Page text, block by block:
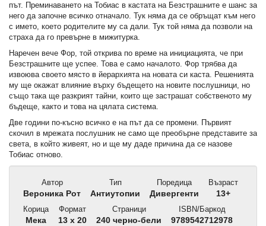
път. Преминаването на Тобиас в кастата на Безстрашните е шанс за
него да започне всичко отначало. Тук няма да се обръщат към него
с името, което родителите му са дали. Тук той няма да позволи на
страха да го превърне в мижитурка.
Наречен вече Фор, той открива по време на инициацията, че при
Безстрашните ще успее. Това е само началото. Фор трябва да
извоюва своето място в йерархията на новата си каста. Решенията
му ще окажат влияние върху бъдещето на новите послушници, но
също така ще разкрият тайни, които ще застрашат собственото му
бъдеще, както и това на цялата система.
Две години по-късно всичко е на път да се промени. Първият
скочил в мрежата послушник не само ще преобърне представите за
света, в който живеят, но и ще му даде причина да се назове
Тобиас отново.
Автор
Вероника Рот
Тип
Антиутопии
Поредица
Дивергенти
Възраст
13+
Корица
Мека
Формат
13 x 20
Страници
240 черно-бели
ISBN/Баркод
9789542712978